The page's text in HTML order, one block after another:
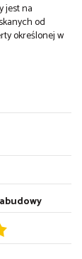
jest na
od
określonej w